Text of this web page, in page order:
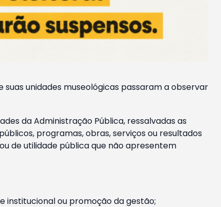
suas unidades museológicas passaram a observar
da Administração Pública, ressalvadas as
programas, obras, serviços ou resultados
de utilidade pública que não apresentem
institucional ou promoção da gestão;